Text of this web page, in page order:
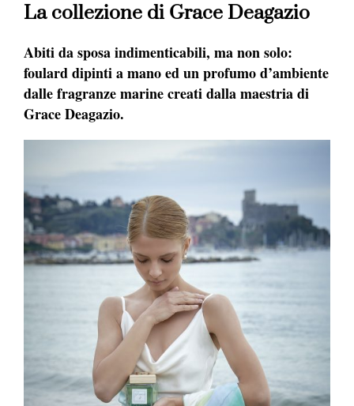
La collezione di Grace Deagazio
Abiti da sposa indimenticabili, ma non solo:
foulard dipinti a mano ed un profumo d’ambiente
dalle fragranze marine creati dalla maestria di
Grace Deagazio.